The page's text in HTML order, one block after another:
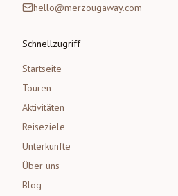
hello@merzougaway.com
Schnellzugriff
Startseite
Touren
Aktivitäten
Reiseziele
Unterkünfte
Über uns
Blog